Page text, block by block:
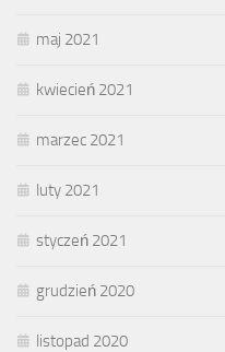
maj 2021
kwiecień 2021
marzec 2021
luty 2021
styczeń 2021
grudzień 2020
listopad 2020